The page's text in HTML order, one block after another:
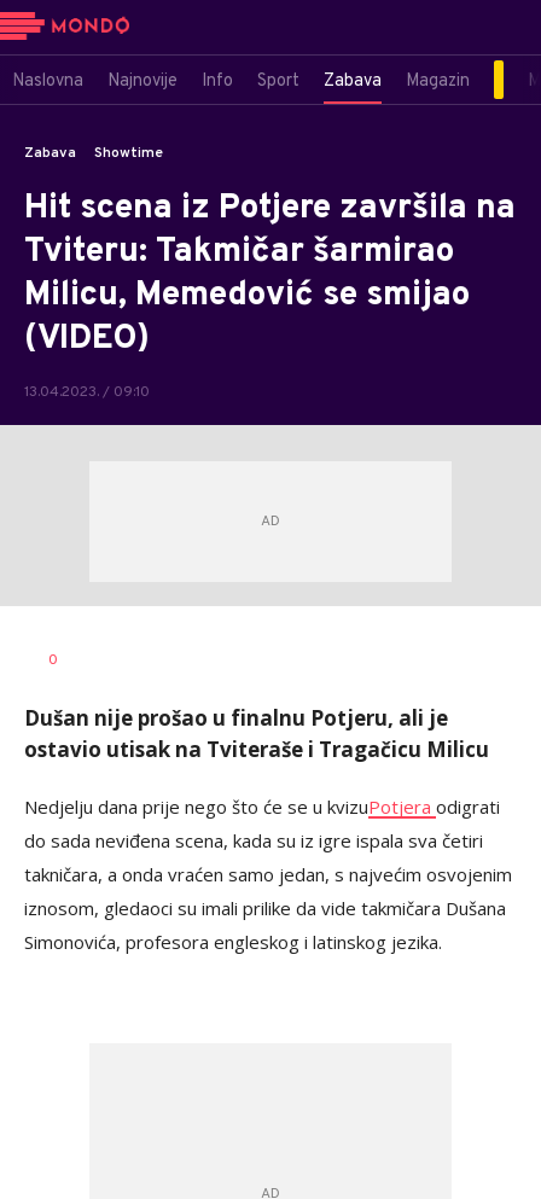
Naslovna Najnovije Info Sport Zabava Magazin
Zabava Showtime
Hit scena iz Potjere završila na
Tviteru: Takmičar šarmirao
Milicu, Memedović se smijao
(VIDEO)
13.04.2023. / 09:10
AUTOR
0
Dušan nije prošao u finalnu Potjeru, ali je
ostavio utisak na Tviteraše i Tragačicu Milicu
Nedjelju dana prije nego što će se u kvizuPotjera odigrati
do sada neviđena scena, kada su iz igre ispala sva četiri
takničara, a onda vraćen samo jedan, s najvećim osvojenim
iznosom, gledaoci su imali prilike da vide takmičara Dušana
Simonovića, profesora engleskog i latinskog jezika.